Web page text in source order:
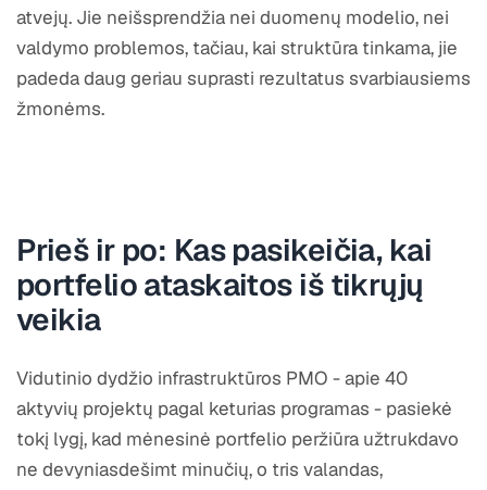
atvejų. Jie neišsprendžia nei duomenų modelio, nei
valdymo problemos, tačiau, kai struktūra tinkama, jie
padeda daug geriau suprasti rezultatus svarbiausiems
žmonėms.
Prieš ir po: Kas pasikeičia, kai
portfelio ataskaitos iš tikrųjų
veikia
Vidutinio dydžio infrastruktūros PMO - apie 40
aktyvių projektų pagal keturias programas - pasiekė
tokį lygį, kad mėnesinė portfelio peržiūra užtrukdavo
ne devyniasdešimt minučių, o tris valandas,